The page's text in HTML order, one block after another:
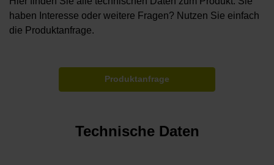
haben Interesse oder weitere Fragen? Nutzen Sie einfach
die Produktanfrage.
Produktanfrage
Technische Daten